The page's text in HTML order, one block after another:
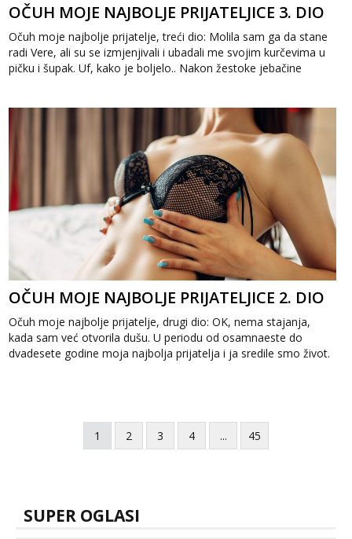
OČUH MOJE NAJBOLJE PRIJATELJICE 3. DIO
Očuh moje najbolje prijatelje, treći dio: Molila sam ga da stane
radi Vere, ali su se izmjenjivali i ubadali me svojim kurčevima u
pičku i šupak. Uf, kako je boljelo.. Nakon žestoke jebačine
OČUH MOJE NAJBOLJE PRIJATELJICE 2. DIO
Očuh moje najbolje prijatelje, drugi dio: OK, nema stajanja,
kada sam već otvorila dušu. U periodu od osamnaeste do
dvadesete godine moja najbolja prijatelja i ja sredile smo život.
1 2 3 4 ... 45
SUPER OGLASI